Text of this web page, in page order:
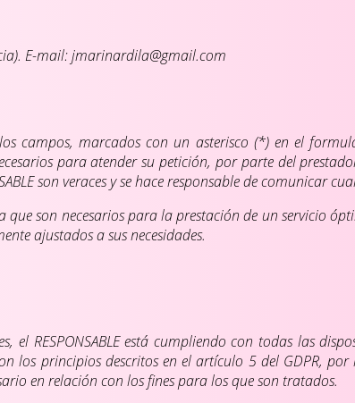
E-mail: jmarinardila@gmail.com
campos, marcados con un asterisco (*) en el
para atender su petición, por parte del
son veraces y se hace responsable de comunicar
son necesarios para la prestación de un servicio
ajustados a sus necesidades.
RESPONSABLE está cumpliendo con todas las
los principios descritos en el artículo 5 del GDPR,
en relación con los fines para los que son tratados.